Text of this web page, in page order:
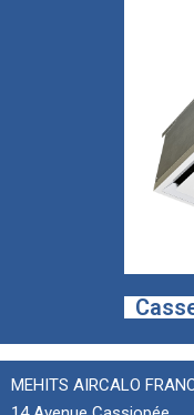
MEHITS AIRCALO